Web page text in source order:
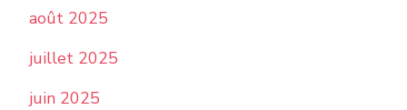
août 2025
juillet 2025
juin 2025